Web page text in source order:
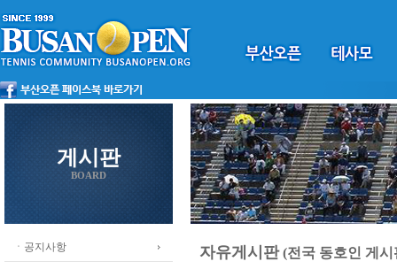
게시판
BOARD
ㆍ공지사항 자유게시판(전국 동호인 게시